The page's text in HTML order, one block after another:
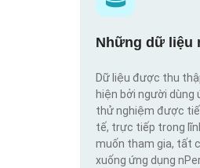
Những dữ liệu
Dữ liệu được thu
hiện bởi người dùng
thử nghiệm được
tế, trực tiếp trong
muốn tham gia, tất
xuống ứng dụng